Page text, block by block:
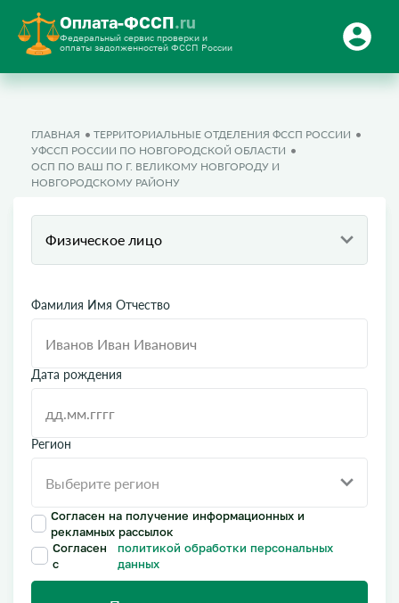
Оплата-ФССП.ru
Федеральный сервис проверки и
оплаты задолженностей ФССП России
ГЛАВНАЯ
ТЕРРИТОРИАЛЬНЫЕ ОТДЕЛЕНИЯ ФССП РОССИИ
УФССП РОССИИ ПО НОВГОРОДСКОЙ ОБЛАСТИ
ОСП ПО ВАШ ПО Г. ВЕЛИКОМУ НОВГОРОДУ И
НОВГОРОДСКОМУ РАЙОНУ
Физическое лицо
Фамилия Имя Отчество
Дата рождения
Регион
Согласен на получение информационных и
рекламных рассылок
Согласен
с
политикой обработки персональных
данных